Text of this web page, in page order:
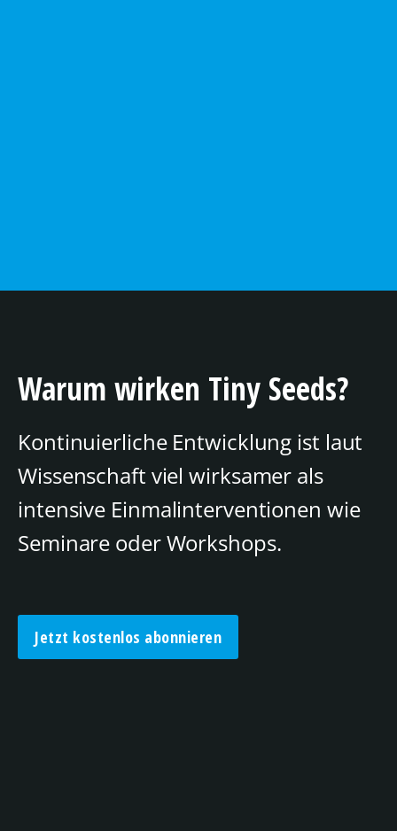
Warum wirken Tiny Seeds?
Kontinuierliche Entwicklung ist laut
Wissenschaft viel wirksamer als
intensive Einmalinterventionen wie
Seminare oder Workshops.
Jetzt kostenlos abonnieren